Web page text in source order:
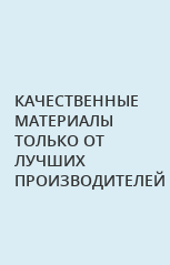
КАЧЕСТВЕННЫЕ
МАТЕРИАЛЫ
ТОЛЬКО ОТ
ЛУЧШИХ
ПРОИЗВОДИТЕЛЕЙ